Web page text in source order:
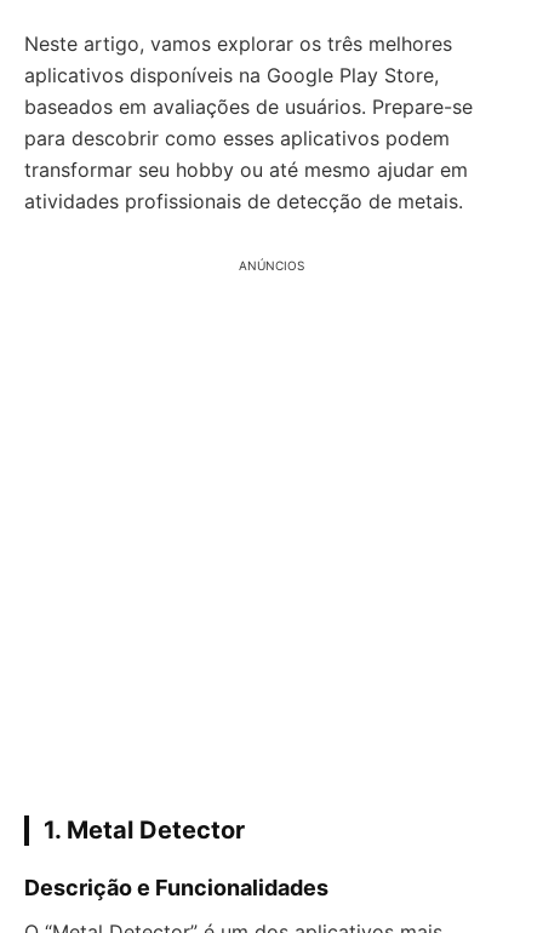
Neste artigo, vamos explorar os três melhores
aplicativos disponíveis na Google Play Store,
baseados em avaliações de usuários. Prepare-se
para descobrir como esses aplicativos podem
transformar seu hobby ou até mesmo ajudar em
atividades profissionais de detecção de metais.
ANÚNCIOS
1. Metal Detector
Descrição e Funcionalidades